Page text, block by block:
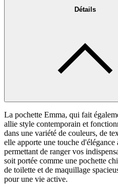
Détails
La pochette Emma, qui fait
allie style contemporain et
dans une variété de couleurs, de
elle apporte une touche
permettant de ranger vos
soit portée comme une pochette
de toilette et de maquillage
pour une vie active.